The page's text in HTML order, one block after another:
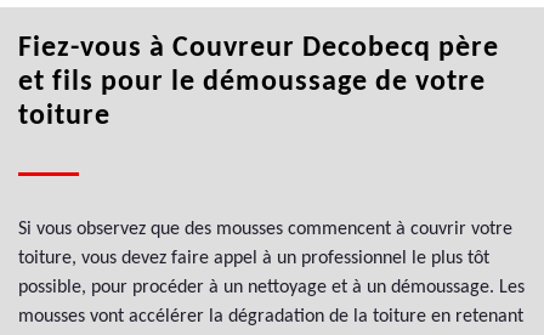
Fiez-vous à Couvreur Decobecq père
et fils pour le démoussage de votre
toiture
Si vous observez que des mousses commencent à couvrir votre
toiture, vous devez faire appel à un professionnel le plus tôt
possible, pour procéder à un nettoyage et à un démoussage. Les
mousses vont accélérer la dégradation de la toiture en retenant